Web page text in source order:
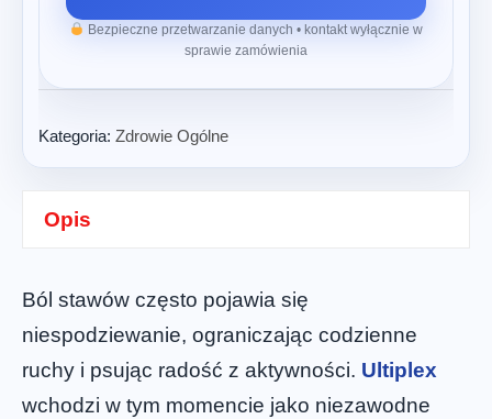
Bezpieczne przetwarzanie danych • kontakt wyłącznie w
sprawie zamówienia
Kategoria: Zdrowie Ogólne
Opis
Ból stawów często pojawia się
niespodziewanie, ograniczając codzienne
ruchy i psując radość z aktywności. Ultiplex
wchodzi w tym momencie jako niezawodne